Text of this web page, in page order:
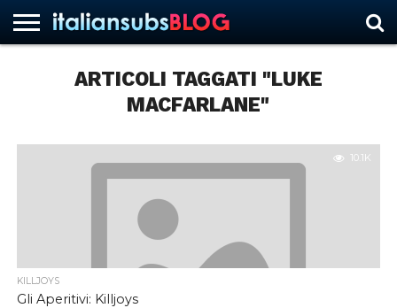
ARTICOLI TAGGATI "LUKE
MACFARLANE"
10.1K
KILLJOYS
Gli Aperitivi: Killjoys